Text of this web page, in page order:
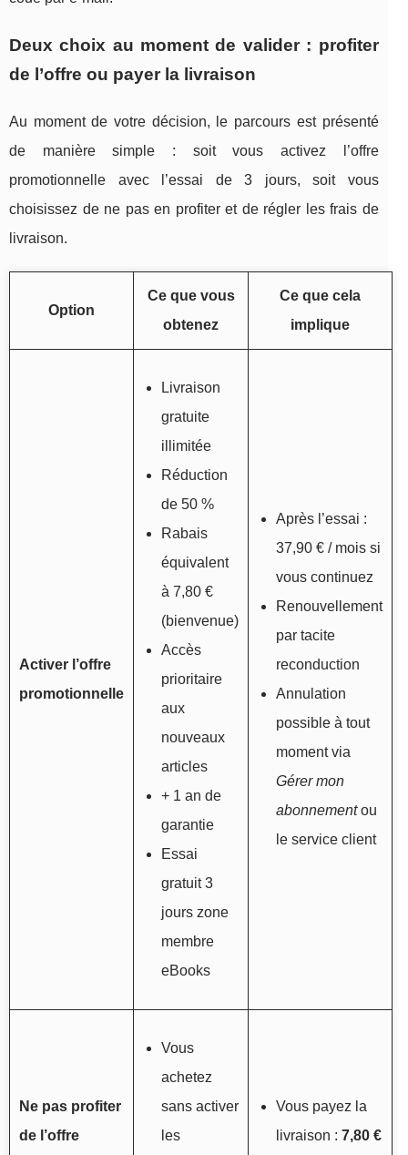
Deux choix au moment de valider : profiter
de l’offre ou payer la livraison
Au moment de votre décision, le parcours est présenté
de manière simple : soit vous activez l’offre
promotionnelle avec l’essai de 3 jours, soit vous
choisissez de ne pas en profiter et de régler les frais de
livraison.
Option
Ce que vous
obtenez
Ce que cela
implique
Activer l’offre
promotionnelle
Livraison
gratuite
illimitée
Réduction
de 50 %
Rabais
équivalent
à 7,80 €
(bienvenue)
Accès
prioritaire
aux
nouveaux
articles
+ 1 an de
garantie
Essai
gratuit 3
jours zone
membre
eBooks
Après l’essai :
37,90 € / mois si
vous continuez
Renouvellement
par tacite
reconduction
Annulation
possible à tout
moment via
Gérer mon
abonnementou
le service client
Ne pas profiter
de l’offre
Vous
achetez
sans activer
les
Vous payez la
livraison : 7,80 €